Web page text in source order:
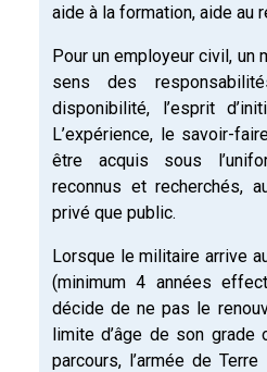
aide à la formation, aide au
Pour un employeur civil, un
sens des
disponibilité, l’esprit
L’expérience, le savoir-
être acquis sous
reconnus et recherchés,
privé que public.
Lorsque le militaire arrive
(minimum 4 années
décide de ne pas le
limite d’âge de son grade
parcours, l’armée de